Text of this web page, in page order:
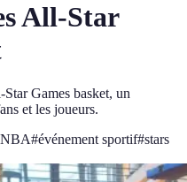
All-Star
Games basket, un
et les joueurs.
NBA#événement sportif#stars